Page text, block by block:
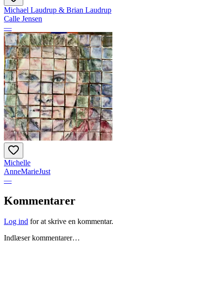
Michael Laudrup & Brian Laudrup
Calle Jensen
—
Michelle
AnneMarieJust
—
Kommentarer
Log ind for at skrive en kommentar.
Indlæser kommentarer…